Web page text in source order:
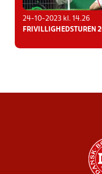
24-10-2023 kl. 14.26
FRIVILLIGHEDSTUREN